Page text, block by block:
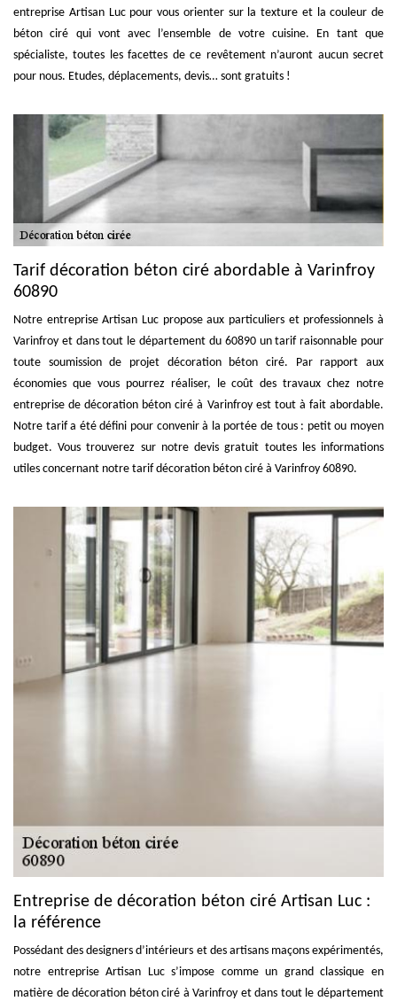
entreprise Artisan Luc pour vous orienter sur la texture et la couleur de
béton ciré qui vont avec l’ensemble de votre cuisine. En tant que
spécialiste, toutes les facettes de ce revêtement n’auront aucun secret
pour nous. Etudes, déplacements, devis… sont gratuits !
Tarif décoration béton ciré abordable à Varinfroy
60890
Notre entreprise Artisan Luc propose aux particuliers et professionnels à
Varinfroy et dans tout le département du 60890 un tarif raisonnable pour
toute soumission de projet décoration béton ciré. Par rapport aux
économies que vous pourrez réaliser, le coût des travaux chez notre
entreprise de décoration béton ciré à Varinfroy est tout à fait abordable.
Notre tarif a été défini pour convenir à la portée de tous : petit ou moyen
budget. Vous trouverez sur notre devis gratuit toutes les informations
utiles concernant notre tarif décoration béton ciré à Varinfroy 60890.
Entreprise de décoration béton ciré Artisan Luc :
la référence
Possédant des designers d’intérieurs et des artisans maçons expérimentés,
notre entreprise Artisan Luc s’impose comme un grand classique en
matière de décoration béton ciré à Varinfroy et dans tout le département